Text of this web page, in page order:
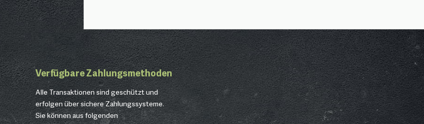
Verfügbare Zahlungsmethoden
Alle Transaktionen sind geschützt und
erfolgen über sichere Zahlungssysteme.
Sie können aus folgenden